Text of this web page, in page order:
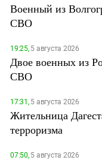
Военный из
СВО
19:25,5 августа 2026
Двое военных из
СВО
17:31,5 августа 2026
Жительница
терроризма
07:50,5 августа 2026